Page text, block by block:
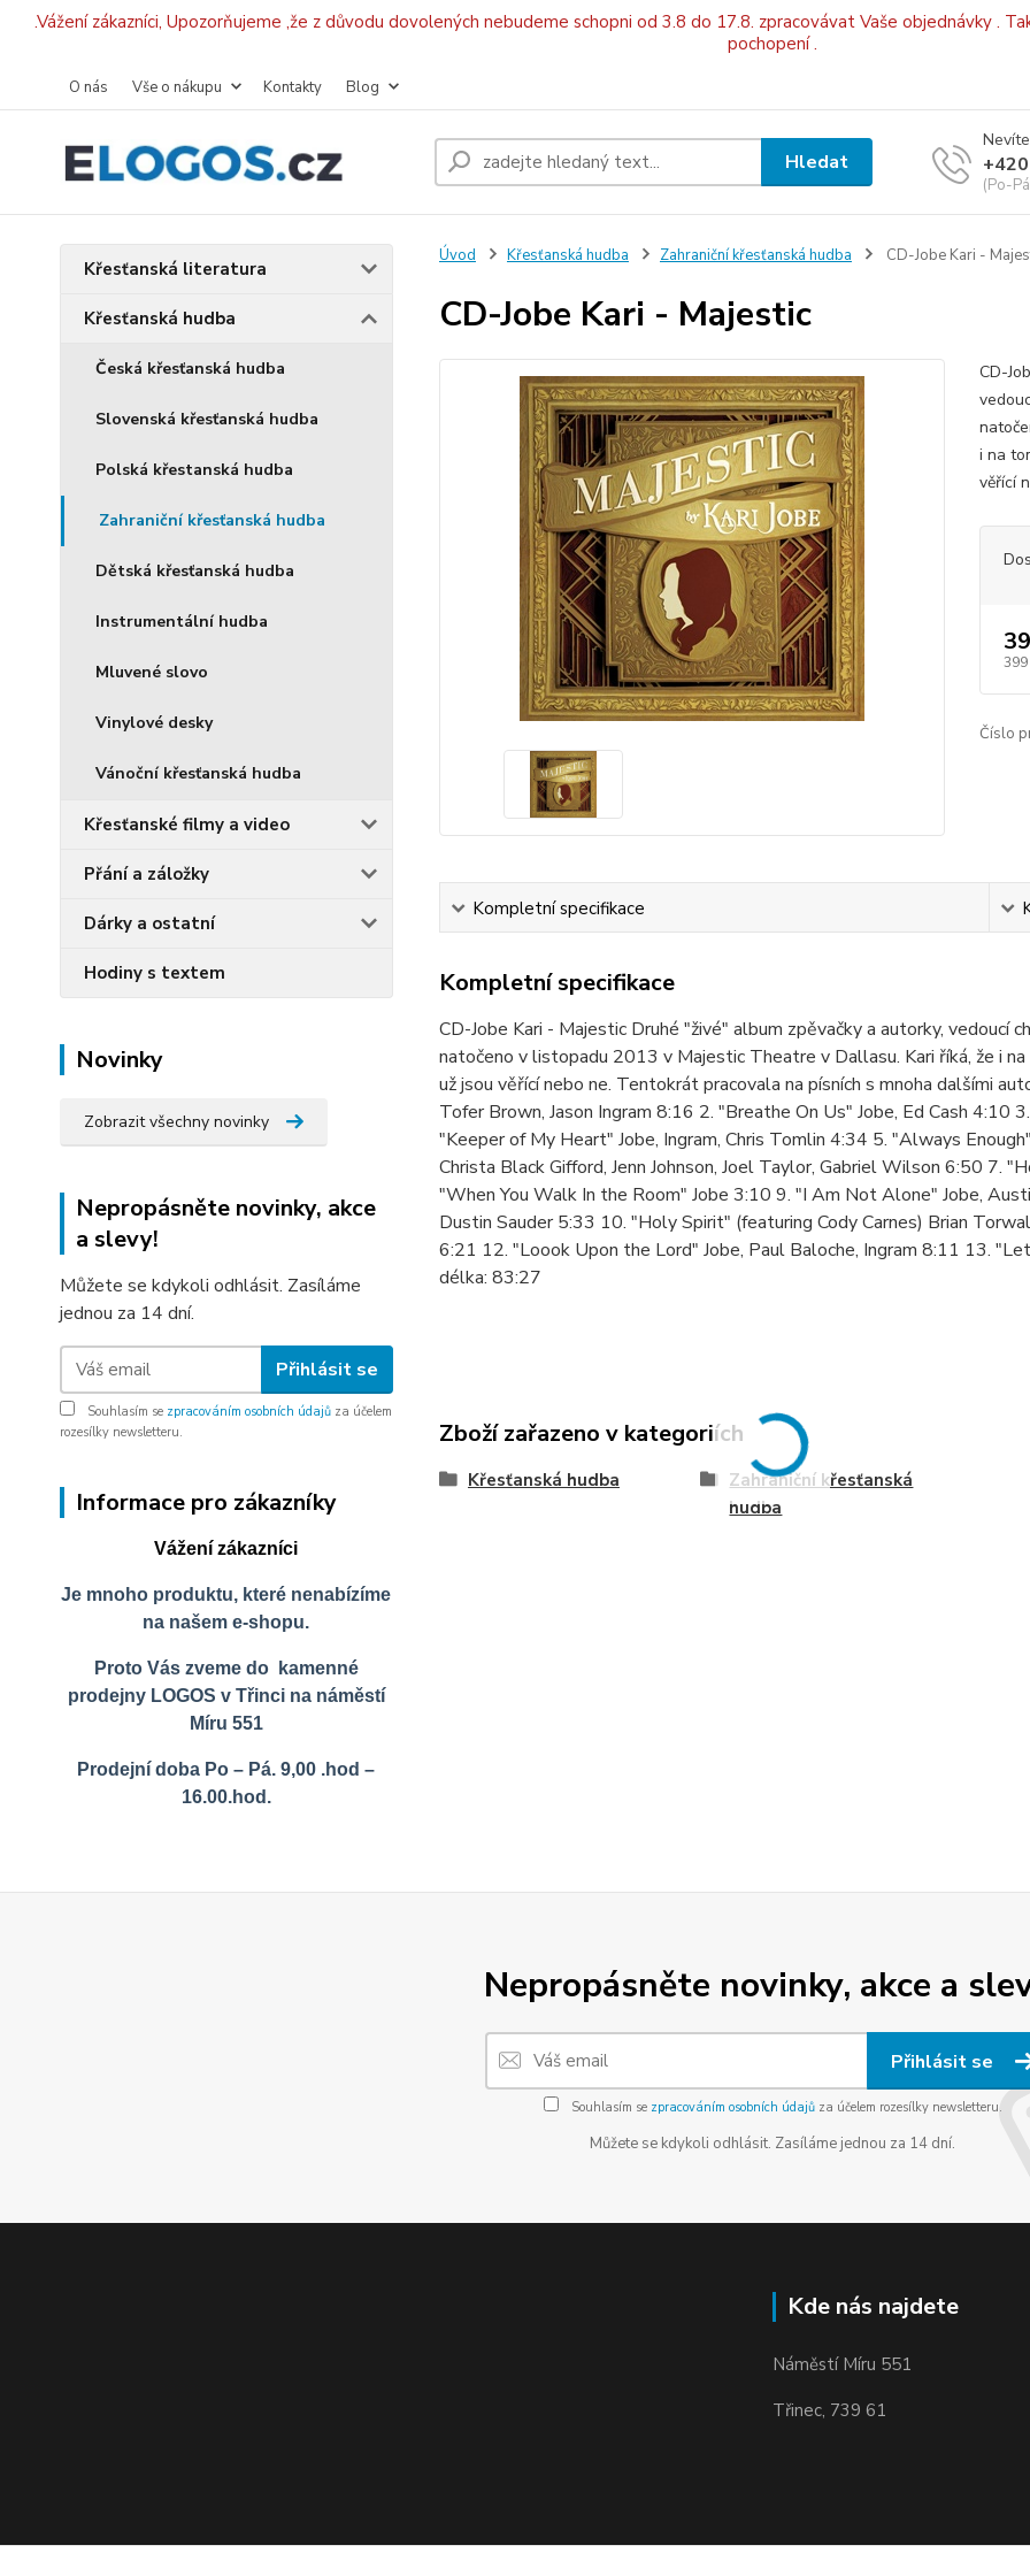
.Vážení zákazníci, Upozorňujeme ,že z důvodu dovolených nebudeme schopni od 3.8 do 17.8. zpracovávat Vaše objednávky .
pochopení .
O nás Vše o nákupu Kontakty Blog
Hledat
(Po-
Křesťanská literatura
Křesťanská hudba
Česká křesťanská hudba
Slovenská křesťanská hudba
Polská křestanská hudba
Zahraniční křesťanská hudba
Dětská křesťanská hudba
Instrumentální hudba
Mluvené slovo
Vinylové desky
Vánoční křesťanská hudba
Křesťanské filmy a video
Přání a záložky
Dárky a ostatní
Hodiny s textem
Novinky
Zobrazit všechny novinky
Nepropásněte novinky, akce
a slevy!
Můžete se kdykoli odhlásit. Zasíláme
jednou za 14 dní.
Přihlásit se
Souhlasím se zpracováním osobních údajů za účelem
rozesílky newsletteru.
Informace pro zákazníky
Vážení zákazníci
Je mnoho produktu, které nenabízíme
na našem e-shopu.
Proto Vás zveme do kamenné
prodejny LOGOS v Třinci na náměstí
Míru 551
Prodejní doba Po – Pá. 9,00 .hod –
16.00.hod.
Úvod Křesťanská hudba Zahraniční křesťanská hudba CD-Jobe Kari -
CD-Jobe Kari - Majestic
CD-
i na
věřící
399
Číslo
Kompletní specifikace
Kompletní specifikace
CD-Jobe Kari - Majestic Druhé "živé" album zpěvačky a autorky, vedoucí
natočeno v listopadu 2013 v Majestic Theatre v Dallasu. Kari říká, že i
už jsou věřící nebo ne. Tentokrát pracovala na písních s mnoha dalšími
Tofer Brown, Jason Ingram 8:16 2. "Breathe On Us" Jobe, Ed Cash 4:10
"Keeper of My Heart" Jobe, Ingram, Chris Tomlin 4:34 5. "Always
Christa Black Gifford, Jenn Johnson, Joel Taylor, Gabriel Wilson 6:50 7.
"When You Walk In the Room" Jobe 3:10 9. "I Am Not Alone" Jobe,
Dustin Sauder 5:33 10. "Holy Spirit" (featuring Cody Carnes) Brian
6:21 12. "Loook Upon the Lord" Jobe, Paul Baloche, Ingram 8:11 13.
délka: 83:27
Zboží zařazeno v kategoriích
Křesťanská hudba
Zahraniční křesťanská
hudba
Nepropásněte novinky, akce a
Přihlásit se
Souhlasím se zpracováním osobních údajůza účelem rozesílky newsletteru.
Můžete se kdykoli odhlásit. Zasíláme jednou za 14 dní.
Kde nás najdete
Náměstí Míru 551
Třinec, 739 61